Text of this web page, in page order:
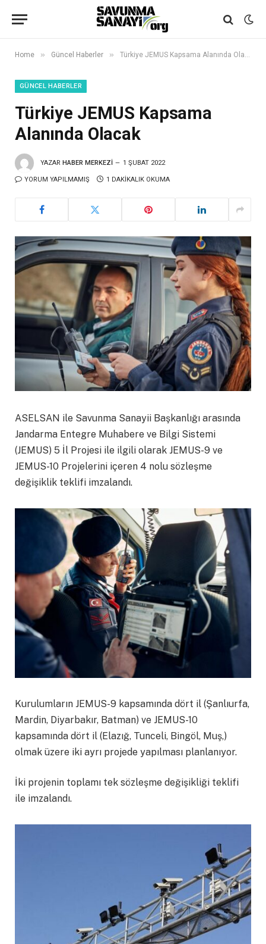
Home » Güncel Haberler » Türkiye JEMUS Kapsama Alanında Olacak
GÜNCEL HABERLER
Türkiye JEMUS Kapsama
Alanında Olacak
YAZAR HABER MERKEZI 1 ŞUBAT 2022
YORUM YAPILMAMIŞ 1 DAKIKALIK OKUMA
ASELSAN ile Savunma Sanayii Başkanlığı arasında
Jandarma Entegre Muhabere ve Bilgi Sistemi
(JEMUS) 5 İl Projesi ile ilgili olarak JEMUS-9 ve
JEMUS-10 Projelerini içeren 4 nolu sözleşme
değişiklik teklifi imzalandı.
Kurulumların JEMUS-9 kapsamında dört il (Şanlıurfa,
Mardin, Diyarbakır, Batman) ve JEMUS-10
kapsamında dört il (Elazığ, Tunceli, Bingöl, Muş,)
olmak üzere iki ayrı projede yapılması planlanıyor.
İki projenin toplamı tek sözleşme değişikliği teklifi
ile imzalandı.